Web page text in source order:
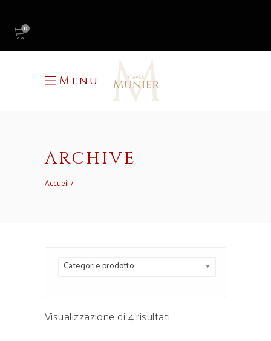
0
Menu
ARCHIVE
Accueil
Categorie prodotto
Visualizzazione di 4 risultati